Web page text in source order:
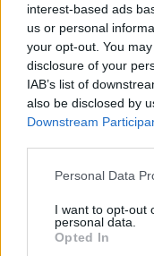
interest-based ads
us or personal
your opt-out. You
disclosure of your
IAB’s list of
also be disclosed by
Downstream
Please note that this
not limited to your
grant or deny
use your data for
Personal Data
I want to opt-out
personal data.
Opted In
Kevesebb fényt!
Országos hírek